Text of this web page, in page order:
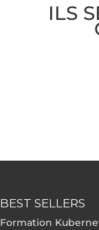
ILS
BEST SELLERS
Formation